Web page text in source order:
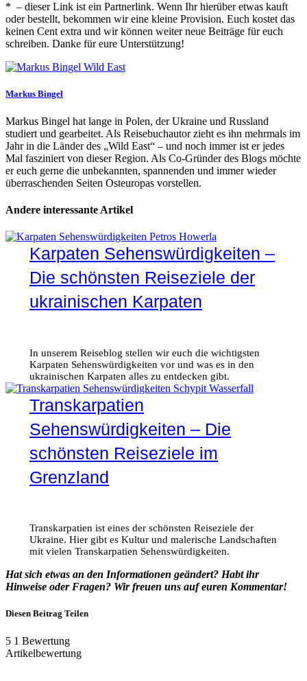
* – dieser Link ist ein Partnerlink. Wenn Ihr hierüber etwas kauft
oder bestellt, bekommen wir eine kleine Provision. Euch kostet das
keinen Cent extra und wir können weiter neue Beiträge für euch
schreiben. Danke für eure Unterstützung!
Markus Bingel
Markus Bingel hat lange in Polen, der Ukraine und Russland
studiert und gearbeitet. Als Reisebuchautor zieht es ihn mehrmals im
Jahr in die Länder des „Wild East“ – und noch immer ist er jedes
Mal fasziniert von dieser Region. Als Co-Gründer des Blogs möchte
er euch gerne die unbekannten, spannenden und immer wieder
überraschenden Seiten Osteuropas vorstellen.
Andere interessante Artikel
Karpaten Sehenswürdigkeiten –
Die schönsten Reiseziele der
ukrainischen Karpaten
In unserem Reiseblog stellen wir euch die wichtigsten
Karpaten Sehenswürdigkeiten vor und was es in den
ukrainischen Karpaten alles zu entdecken gibt.
Transkarpatien
Sehenswürdigkeiten – Die
schönsten Reiseziele im
Grenzland
Transkarpatien ist eines der schönsten Reiseziele der
Ukraine. Hier gibt es Kultur und malerische Landschaften
mit vielen Transkarpatien Sehenswürdigkeiten.
Hat sich etwas an den Informationen geändert? Habt ihr
Hinweise oder Fragen? Wir freuen uns auf euren Kommentar!
Diesen Beitrag Teilen
5 1 Bewertung
Artikelbewertung